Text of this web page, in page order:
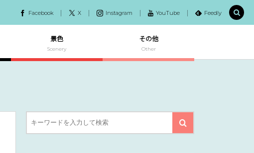
Facebook X Instagram YouTube Feedly
景色
Scenery
その他
Other